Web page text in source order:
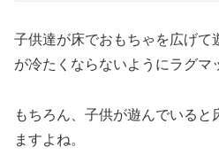
子供達が床でおもちゃを広げて
が冷たくならないようにラグマ
もちろん、 子供が遊んでいると
ますよね。